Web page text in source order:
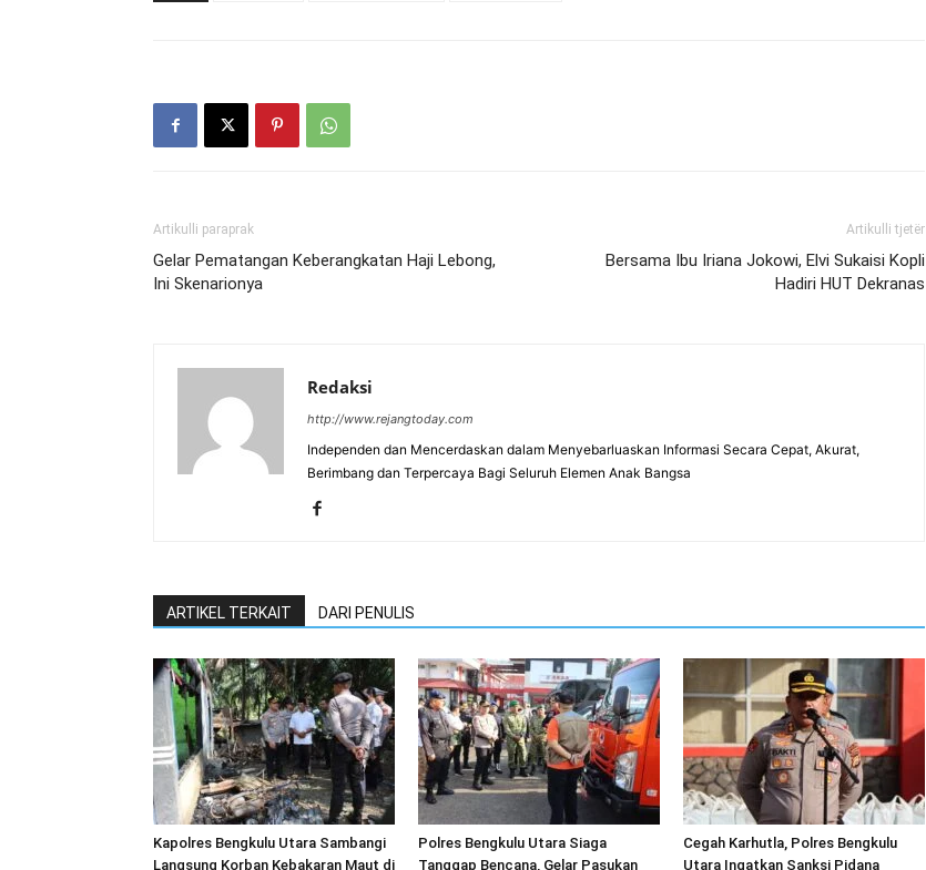
Artikulli paraprak
Gelar Pematangan Keberangkatan Haji Lebong,
Ini Skenarionya
Artikulli tjetër
Bersama Ibu Iriana Jokowi, Elvi Sukaisi Kopli
Hadiri HUT Dekranas
Redaksi
http://www.rejangtoday.com
Independen dan Mencerdaskan dalam Menyebarluaskan Informasi Secara Cepat, Akurat,
Berimbang dan Terpercaya Bagi Seluruh Elemen Anak Bangsa
ARTIKEL TERKAIT DARI PENULIS
Kapolres Bengkulu Utara Sambangi
Langsung Korban Kebakaran Maut di
Polres Bengkulu Utara Siaga
Tanggap Bencana, Gelar Pasukan
Cegah Karhutla, Polres Bengkulu
Utara Ingatkan Sanksi Pidana